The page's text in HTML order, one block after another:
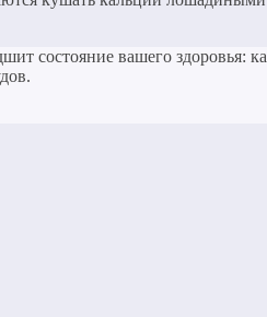
состояние вашего здоровья: